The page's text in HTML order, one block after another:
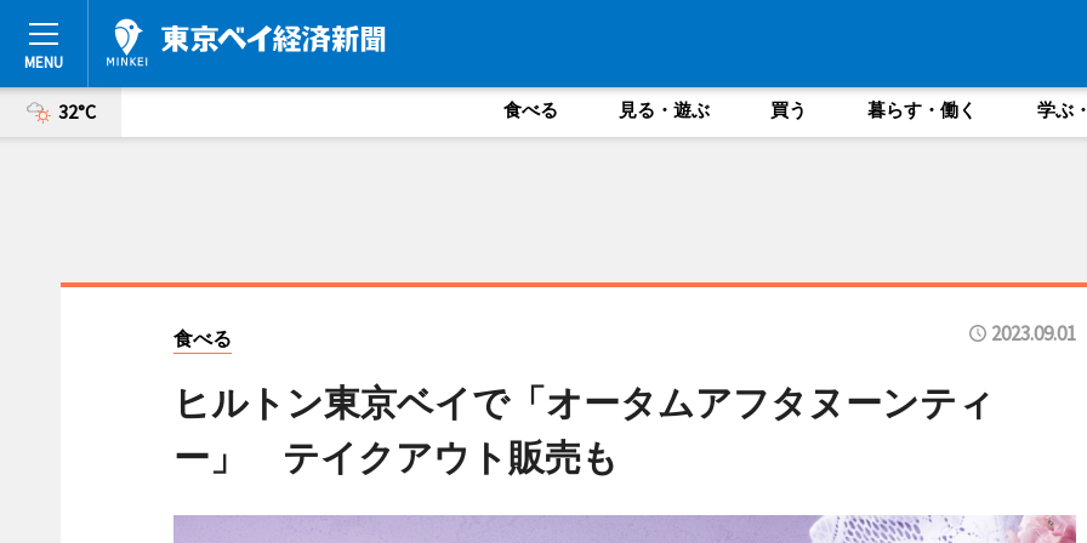
32°C 食べる 見る・遊ぶ 買う 暮らす・働く 学ぶ
食べる 2023.09.01
ヒルトン東京ベイで「オータムアフタヌーンティ
ー」 テイクアウト販売も